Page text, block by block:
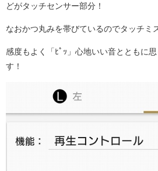
どがタッチセンサー部分！
なおかつ丸みを帯びているのでタッチミ
感度もよく「ﾋﾟｯ」心地いい音とともに
す！